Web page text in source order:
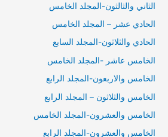
الثاني والثالثون-المجلد الخامس
الحادي عشر – المجلد الخامس
الحادي والثلاثون-المجلد السابع
الخامس عاشر -المجلد الخامس
الخامس والاربعون-المجلد الرابع
الخامس والثلاثون – المجلد الرابع
الخامس والعشرون-المجلد الخامس
الخامس والعشرون-المجلد الرابع